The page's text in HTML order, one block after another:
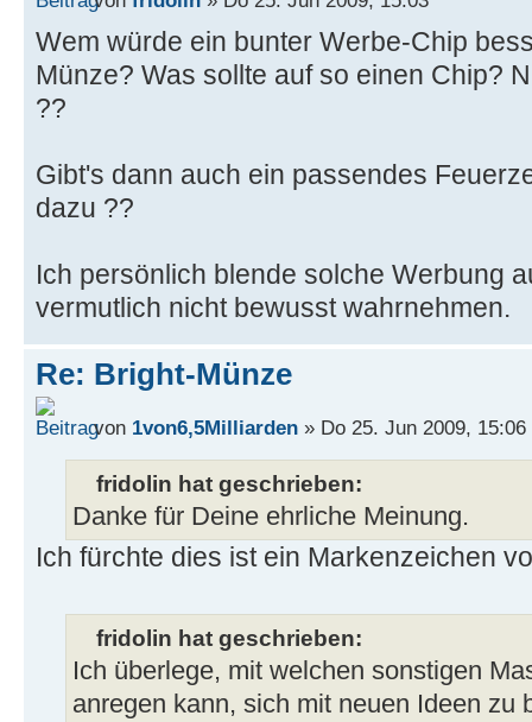
Wem würde ein bunter Werbe-Chip
Münze? Was sollte auf so einen Chip?
??
Gibt's dann auch ein passendes
dazu ??
Ich persönlich blende solche Werbung
vermutlich nicht bewusst wahrnehmen.
Re: Bright-Münze
von 1von6,5Milliarden » Do 25. Jun 2009, 15:06
fridolin hat geschrieben:
Danke für Deine ehrliche Meinung.
Ich fürchte dies ist ein Markenzeichen
fridolin hat geschrieben:
Ich überlege, mit welchen sonstigen
anregen kann, sich mit neuen Ideen zu